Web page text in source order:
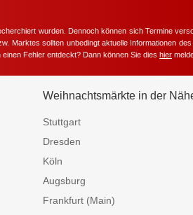
wurden. Dennoch können sich Termine
Marktes sollten unbedingt aktuelle Informationen
Fehler entdeckt? Dann können Sie dies hier
Weihnachtsmärkte in der
Stuttgart
Dresden
Köln
Augsburg
Frankfurt (Main)